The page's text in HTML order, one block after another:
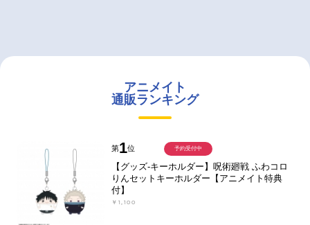
アニメイト
通販ランキング
第1位
【グッズ-キーホルダー】呪術廻戦 ふわコロ
りんセットキーホルダー【アニメイト特典
付】
￥1,100
予約受付中